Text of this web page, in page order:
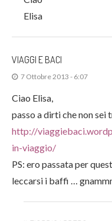
Elisa
VIAGGI E BACI
7 Ottobre 2013 - 6:07
Ciao Elisa,
passo a dirti che non
http://
in-viaggio/
PS: ero passata per
leccarsi i baffi …